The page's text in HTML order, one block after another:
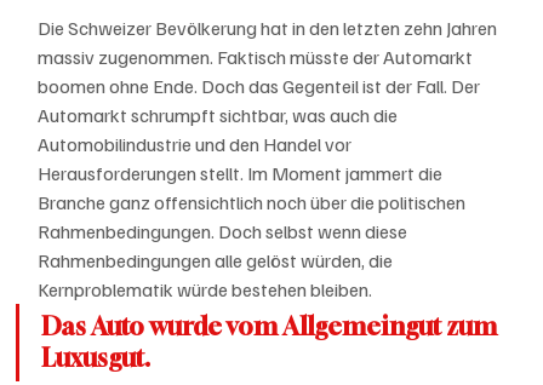
Die Schweizer Bevölkerung hat in den letzten zehn Jahren
massiv zugenommen. Faktisch müsste der Automarkt
boomen ohne Ende. Doch das Gegenteil ist der Fall. Der
Automarkt schrumpft sichtbar, was auch die
Automobilindustrie und den Handel vor
Herausforderungen stellt. Im Moment jammert die
Branche ganz offensichtlich noch über die politischen
Rahmenbedingungen. Doch selbst wenn diese
Rahmenbedingungen alle gelöst würden, die
Kernproblematik würde bestehen bleiben.
Das Auto wurde vom Allgemeingut zum
Luxusgut.